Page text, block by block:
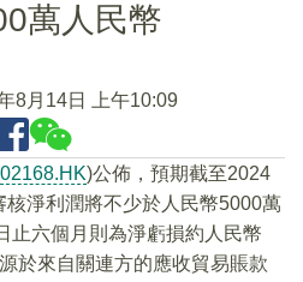
萬人民幣
8月14日 上午10:09
02168.HK)公佈，預期截至2024
淨利潤將不少於人民幣5000萬
止六個月則為淨虧損約人民幣
於來自關連方的應收貿易賬款